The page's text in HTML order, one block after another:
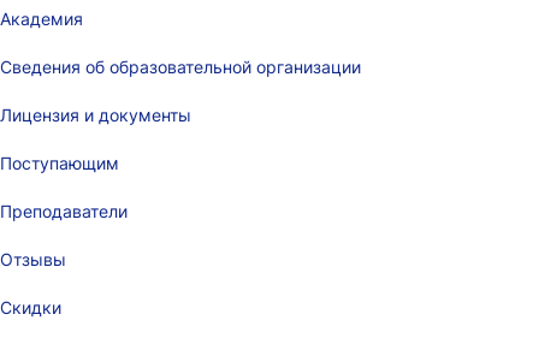
Академия
Сведения об образовательной организации
Лицензия и документы
Поступающим
Преподаватели
Отзывы
Скидки